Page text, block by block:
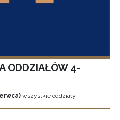
ODDZIAŁÓW 4-
wszystkie oddziały